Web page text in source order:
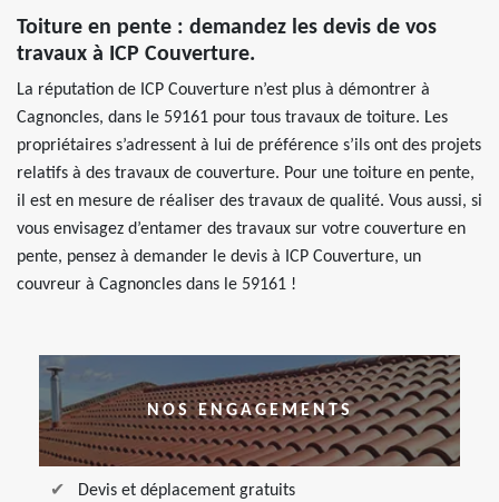
Toiture en pente : demandez les devis de vos
travaux à ICP Couverture.
La réputation de ICP Couverture n’est plus à démontrer à
Cagnoncles, dans le 59161 pour tous travaux de toiture. Les
propriétaires s’adressent à lui de préférence s’ils ont des projets
relatifs à des travaux de couverture. Pour une toiture en pente,
il est en mesure de réaliser des travaux de qualité. Vous aussi, si
vous envisagez d’entamer des travaux sur votre couverture en
pente, pensez à demander le devis à ICP Couverture, un
couvreur à Cagnoncles dans le 59161 !
NOS ENGAGEMENTS
Devis et déplacement gratuits